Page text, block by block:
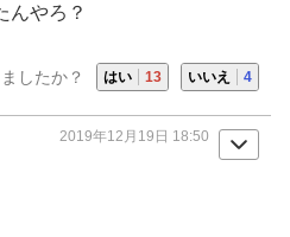
んやろ？
したか？ はい 13 いいえ 4
2019年12月19日 18:50